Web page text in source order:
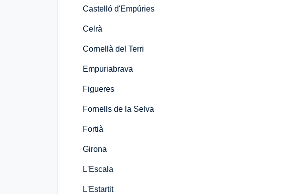
Castelló d'Empúries
Celrà
Cornellà del Terri
Empuriabrava
Figueres
Fornells de la Selva
Fortià
Girona
L'Escala
L'Estartit